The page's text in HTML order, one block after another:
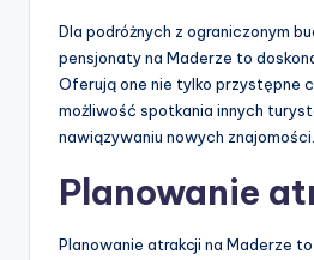
Dla podróżnych z ograniczonym
pensjonaty na Maderze to
Oferują one nie tylko przystępne
możliwość spotkania innych
nawiązywaniu nowych znajomości.
Planowanie
Planowanie atrakcji na Maderze